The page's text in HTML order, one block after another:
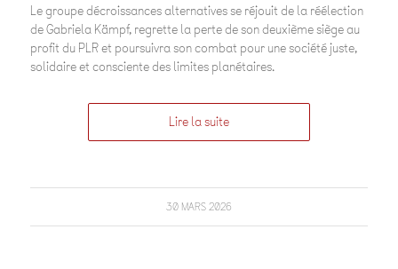
Le groupe décroissances alternatives se réjouit de la réélection
de Gabriela Kämpf, regrette la perte de son deuxième siège au
profit du PLR et poursuivra son combat pour une société juste,
solidaire et consciente des limites planétaires.
Lire la suite
30 MARS 2026